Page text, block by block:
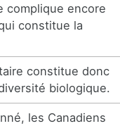
complique encore
constitue la
constitue donc
biologique.
les Canadiens